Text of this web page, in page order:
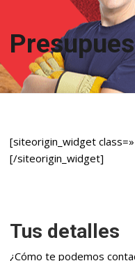
[siteorigin_widget
[/siteorigin_widget]
Tus detalles
¿Cómo te podemos